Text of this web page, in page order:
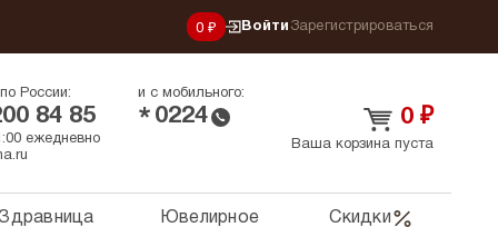
0 ₽ Войти Зарегистрироваться
России:
84 85
и с мобильного:
* 0224
ежедневно
0 ₽
Ваша корзина пуста
Ювелирное Скидки